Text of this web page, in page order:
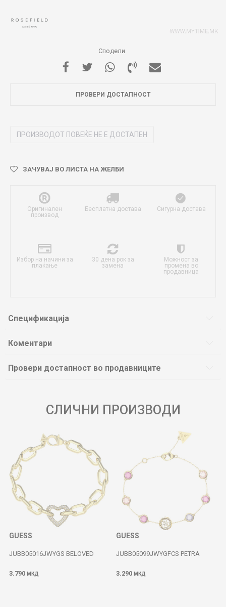
Сподели
ПРОВЕРИ ДОСТАПНОСТ
ПРОИЗВОДОТ ПОВЕЌЕ НЕ Е ДОСТАПЕН
ЗАЧУВАЈ ВО ЛИСТА НА ЖЕЛБИ
Оригинален
производ
Бесплатна достава Сигурна достава
Избор на начини за
плаќање
30 дена рок за
замена
Можност за
промена во
продавница
Спецификација
Коментари
Провери достапност во продавниците
СЛИЧНИ ПРОИЗВОДИ
GUESS
JUBB05016JWYGS BELOVED
3.790 МКД
GUESS
JUBB05099JWYGFCS PETRA
3.290 МКД